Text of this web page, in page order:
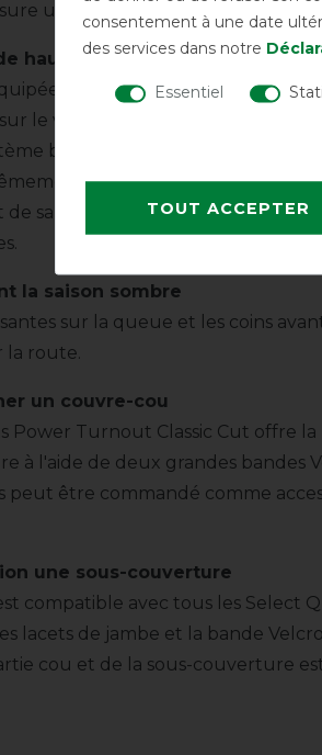
une protection
haute qualité
d'une sangle croisée
le ventre. La partie frontale
breveté Bucas Click 'n Go
stable. La couverture est
sangles élastiques pour les
la saison sombre
sur la queue et les coins
la route.
un couvre-cou
Power Turnout Classic Cut offre
à l'aide de deux grandes bandes
peut être commandé comme
une sous-couverture
compatible avec tous les Select
lacets de jambe et la bande
cou et de la sous-couverture
consentement à une date
des services dans notre
Essentiel
TOUT ACCEPTER